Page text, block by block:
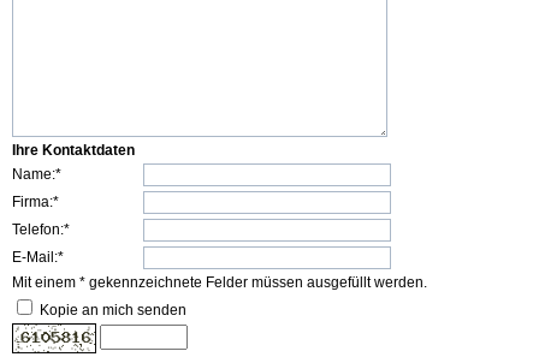
Ihre Kontaktdaten
Name:*
Firma:*
Telefon:*
E-Mail:*
Mit einem * gekennzeichnete Felder müssen ausgefüllt werden.
Kopie an mich senden